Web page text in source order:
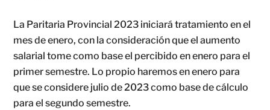
La Paritaria Provincial 2023 iniciará tratamiento en el
mes de enero, con la consideración que el aumento
salarial tome como base el percibido en enero para el
primer semestre. Lo propio haremos en enero para
que se considere julio de 2023 como base de cálculo
para el segundo semestre.